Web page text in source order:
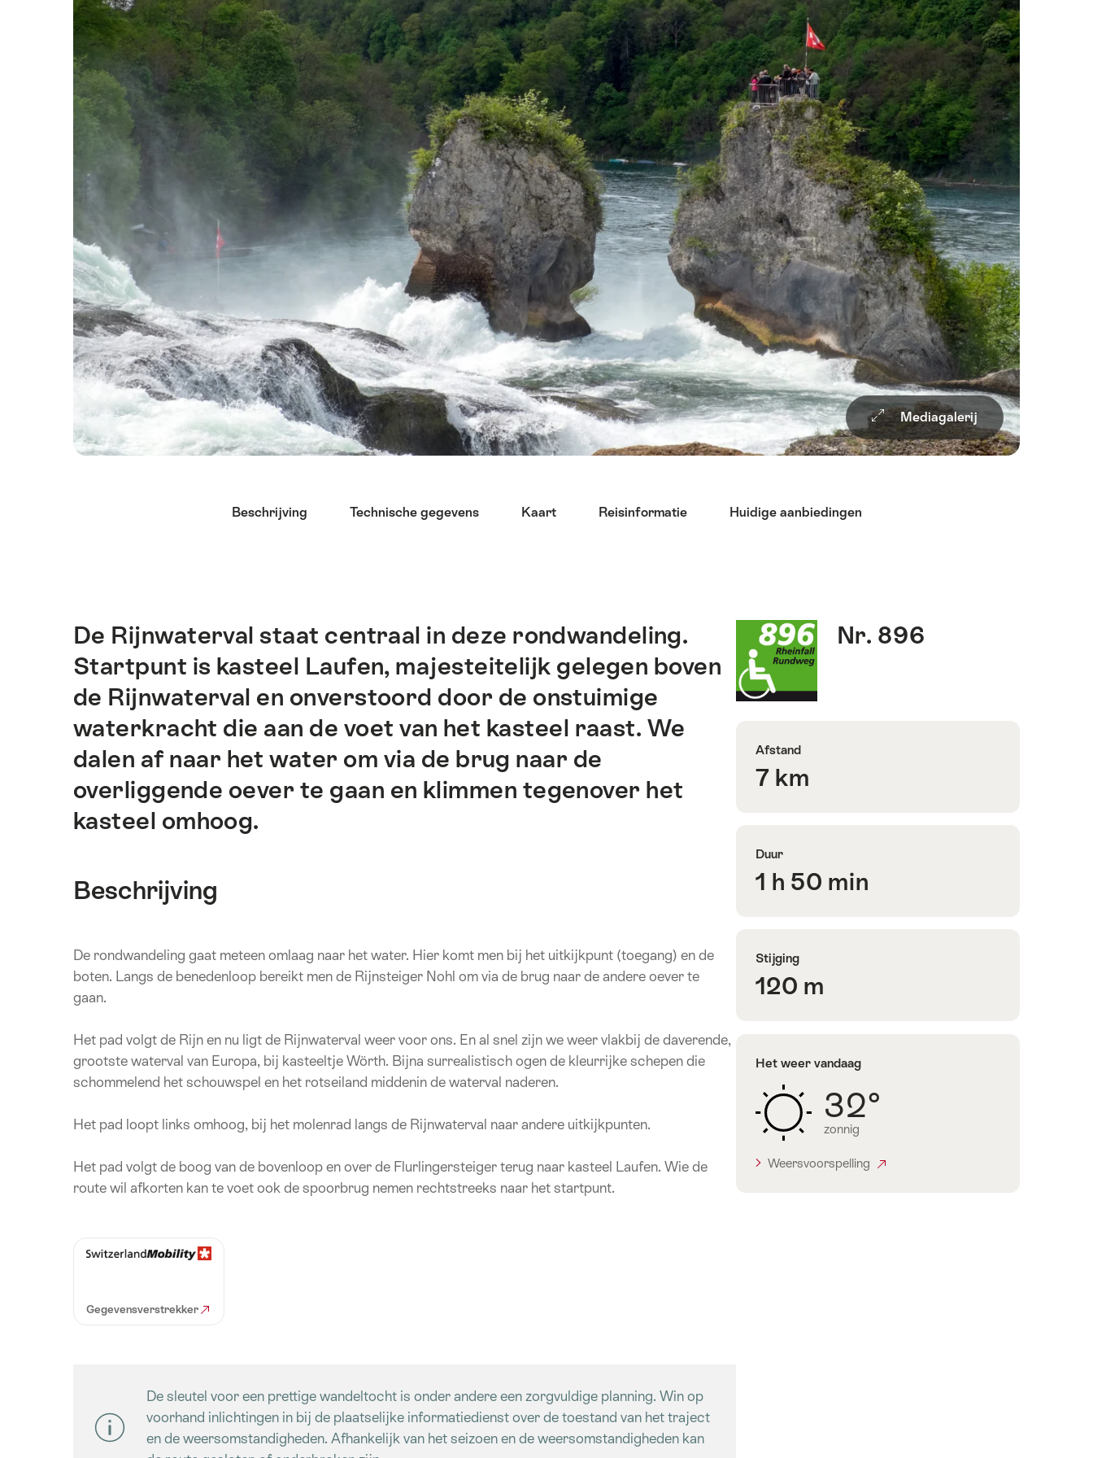
Mediagalerij
naar
de
ankerpunten
op
deze
pagina.
Beschrijving Technische gegevens Kaart Reisinformatie Huidige aanbiedingen
Inleiding
De Rijnwaterval staat centraal in deze rondwandeling.
Startpunt is kasteel Laufen, majesteitelijk gelegen boven
de Rijnwaterval en onverstoord door de onstuimige
waterkracht die aan de voet van het kasteel raast. We
dalen af naar het water om via de brug naar de
overliggende oever te gaan en klimmen tegenover het
kasteel omhoog.
Beschrijving
De rondwandeling gaat meteen omlaag naar het water. Hier komt men bij het uitkijkpunt (toegang) en de
boten. Langs de benedenloop bereikt men de Rijnsteiger Nohl om via de brug naar de andere oever te
gaan.
Het pad volgt de Rijn en nu ligt de Rijnwaterval weer voor ons. En al snel zijn we weer vlakbij de daverende,
grootste waterval van Europa, bij kasteeltje Wörth. Bijna surrealistisch ogen de kleurrijke schepen die
schommelend het schouwspel en het rotseiland middenin de waterval naderen.
Het pad loopt links omhoog, bij het molenrad langs de Rijnwaterval naar andere uitkijkpunten.
Het pad volgt de boog van de bovenloop en over de Flurlingersteiger terug naar kasteel Laufen. Wie de
route wil afkorten kan te voet ook de spoorbrug nemen rechtstreeks naar het startpunt.
Gegevensverstrekker
De sleutel voor een prettige wandeltocht is onder andere een zorgvuldige planning. Win op
voorhand inlichtingen in bij de plaatselijke informatiedienst over de toestand van het traject
en de weersomstandigheden. Afhankelijk van het seizoen en de weersomstandigheden kan
Nr. 896
Afstand
7 km
Duur
1 h 50 min
Stijging
120 m
Het weer vandaag
32°
zonnig
Weersvoorspelling